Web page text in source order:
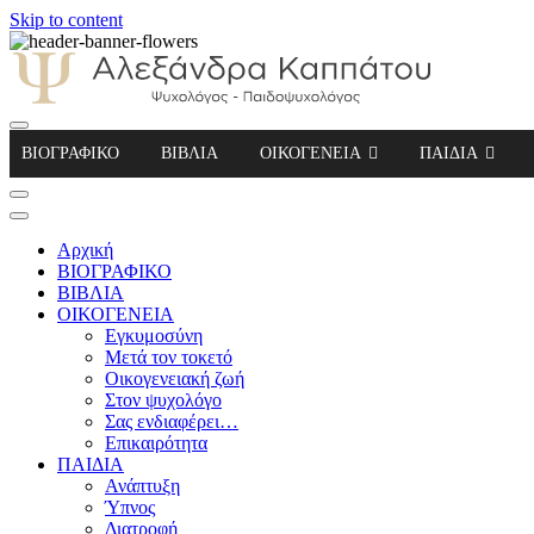
Skip to content
Αλεξάνδρα Καππάτου Ψυχολόγος –
ΒΙΟΓΡΑΦΙΚΟ ΒΙΒΛΙΑ ΟΙΚΟΓΕΝΕΙΑ ΠΑΙΔΙΑ
Αρχική
ΒΙΟΓΡΑΦΙΚΟ
ΒΙΒΛΙΑ
ΟΙΚΟΓΕΝΕΙΑ
Εγκυμοσύνη
Μετά τον τοκετό
Οικογενειακή ζωή
Στον ψυχολόγο
Σας ενδιαφέρει…
Επικαιρότητα
ΠΑΙΔΙΑ
Ανάπτυξη
Ύπνος
Διατροφή